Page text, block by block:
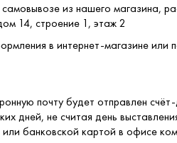
из нашего магазина,
14, строение 1, этаж 2
в интернет-магазине или
почту будет отправлен
дней, не считая день
банковской картой в офисе